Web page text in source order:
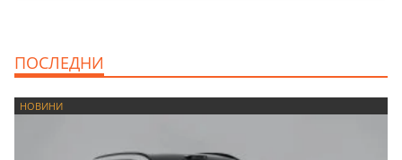
ПОСЛЕДНИ
НОВИНИ